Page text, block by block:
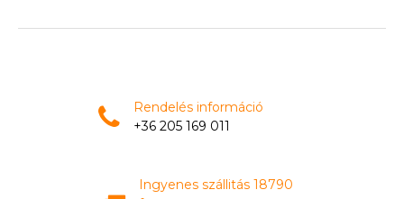
Rendelés információ
+36 205 169 011
Ingyenes szállitás 18790